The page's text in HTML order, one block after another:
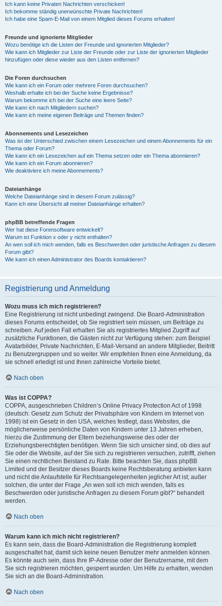
Ich kann keine Privaten Nachrichten verschicken!
Ich bekomme ständig unerwünschte Private Nachrichten!
Ich habe eine Spam-E-Mail von einem Mitglied dieses Forums erhalten!
Freunde und ignorierte Mitglieder
Wozu benötige ich die Listen der Freunde und ignorierten Mitglieder?
Wie kann ich Mitglieder zur Liste der Freunde oder zur Liste der ignorierten Mitglieder
hinzufügen oder diese wieder aus den Listen entfernen?
Die Foren durchsuchen
Wie kann ich ein Forum oder mehrere Foren durchsuchen?
Weshalb erhalte ich bei der Suche keine Ergebnisse?
Warum bekomme ich bei der Suche eine leere Seite?
Wie kann ich nach Mitgliedern suchen?
Wie kann ich meine eigenen Beiträge und Themen finden?
Abonnements und Lesezeichen
Was ist der Unterschied zwischen einem Lesezeichen und einem Abonnements für ein
Thema oder Forum?
Wie kann ich ein Lesezeichen auf ein Thema setzen oder ein Thema abonnieren?
Wie kann ich ein Forum abonnieren?
Wie deaktiviere ich meine Abonnements?
Dateianhänge
Welche Dateianhänge sind in diesem Forum zulässig?
Kann ich eine Übersicht all meiner Dateianhänge erhalten?
phpBB betreffende Fragen
Wer hat diese Forensoftware entwickelt?
Warum ist Funktion x oder y nicht enthalten?
An wen soll ich mich wenden, falls es Beschwerden oder juristische Anfragen zu diesem
Forum gibt?
Wie kann ich einen Administrator des Boards kontaktieren?
Registrierung und Anmeldung
Wozu muss ich mich registrieren?
Eine Registrierung ist nicht unbedingt zwingend. Die Board-Administration
dieses Forums entscheidet, ob Sie registriert sein müssen, um Beiträge zu
schreiben. Auf jeden Fall erhalten Sie als registriertes Mitglied Zugriff auf
zusätzliche Funktionen, die Gästen nicht zur Verfügung stehen: zum Beispiel
Avatarbilder, Private Nachrichten, E-Mail-Versand an andere Mitglieder, Beitritt
zu Benutzergruppen und so weiter. Wir empfehlen Ihnen eine Anmeldung, da
sie schnell erledigt ist und Ihnen zahlreiche Vorteile bietet.
Nach oben
Was ist COPPA?
COPPA, ausgeschrieben Children’s Online Privacy Protection Act of 1998
(deutsch: Gesetz zum Schutz der Privatsphäre von Kindern im Internet von
1998) ist ein Gesetz in den USA, welches festlegt, dass Websites, die
möglicherweise persönliche Daten von Kindern unter 13 Jahren erheben,
hierzu die Zustimmung der Eltern beziehungsweise des oder der
Erziehungsberechtigten benötigen. Wenn Sie sich unsicher sind, ob dies auf
Sie oder die Website, auf der Sie sich zu registrieren versuchen, zutrifft, ziehen
Sie einen rechtlichen Beistand zu Rate. Bitte beachten Sie, dass phpBB
Limited und der Besitzer dieses Boards keine Rechtsberatung anbieten kann
und nicht die Anlaufstelle für Rechtsangelegenheiten jeglicher Art ist; außer
solchen, die unter der Frage „An wen soll ich mich wenden, falls es
Beschwerden oder juristische Anfragen zu diesem Forum gibt?“ behandelt
werden.
Nach oben
Warum kann ich mich nicht registrieren?
Es kann sein, dass die Board-Administration die Registrierung komplett
ausgeschaltet hat, damit sich keine neuen Benutzer mehr anmelden können.
Es könnte auch sein, dass Ihre IP-Adresse oder der Benutzername, mit dem
Sie sich registrieren möchten, gesperrt wurden. Um Hilfe zu erhalten, wenden
Sie sich an die Board-Administration.
Nach oben